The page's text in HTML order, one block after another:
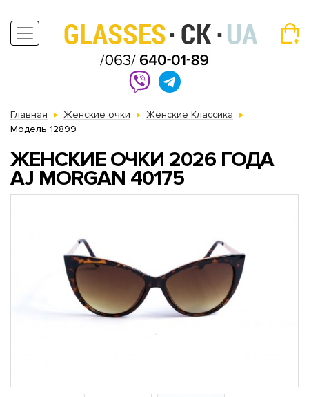
Главная Женские очки
Женские Классика
Модель 12899
ЖЕНСКИЕ ОЧКИ 2026 ГОДА
AJ MORGAN 40175